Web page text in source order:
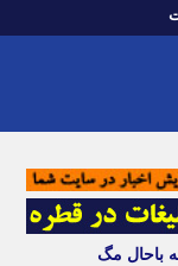
باحال مگ